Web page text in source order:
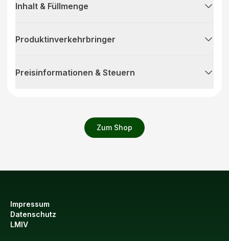
Zum Shop
Inhalt & Füllmenge
Produktinverkehrbringer
Preisinformationen & Steuern
Impressum
Datenschutz
LMIV